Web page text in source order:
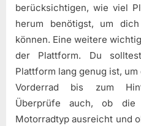
berücksichtigen, wie viel
herum benötigst, um
können. Eine weitere
der Plattform. Du
Plattform lang genug ist,
Vorderrad bis zum
Überprüfe auch, ob die
Motorradtyp ausreicht und